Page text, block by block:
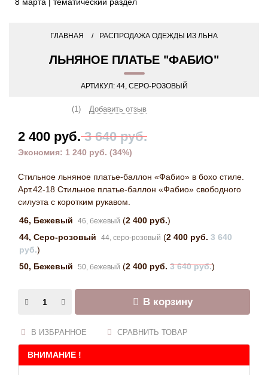
ГЛАВНАЯ РАСПРОДАЖА ОДЕЖДЫ ИЗ ЛЬНА
ЛЬНЯНОЕ ПЛАТЬЕ "ФАБИО"
АРТИКУЛ: 44, СЕРО-РОЗОВЫЙ
(1) Добавить отзыв
2 400 руб.3 640 руб.
Экономия: 1 240 руб. (34%)
Стильное льняное платье-баллон «Фабио» в бохо стиле.
Арт.42-18 Стильное платье-баллон «Фабио» свободного
силуэта с коротким рукавом.
46, Бежевый
46, бежевый (2 400 руб.)
44, Серо-розовый
44, серо-розовый (2 400 руб. 3 640
руб.)
50, Бежевый
50, бежевый (2 400 руб. 3 640 руб.)
В корзину
В ИЗБРАННОЕ СРАВНИТЬ ТОВАР
ВНИМАНИЕ !